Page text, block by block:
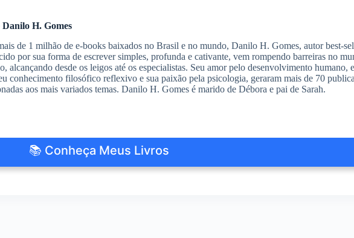
Danilo H. Gomes
de 1 milhão de e-books baixados no Brasil e no mundo, Danilo H. Gomes, autor best-
por sua forma de escrever simples, profunda e cativante, vem rompendo barreiras no
alcançando desde os leigos até os especialistas. Seu amor pelo desenvolvimento humano,
conhecimento filosófico reflexivo e sua paixão pela psicologia, geraram mais de 70
aos mais variados temas. Danilo H. Gomes é marido de Débora e pai de Sarah.
📚 Conheça Meus Livros